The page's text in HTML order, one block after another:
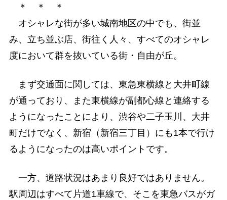
＊ ＊ ＊
オシャレな街が多い城南地区の中でも、街並
み、立ち並ぶ店、街往く人々、すべてのオシャレ
度において群を抜いている街・自由が丘。
まず交通面に関しては、東急東横線と大井町線
が通っており、また東横線が副都心線と連絡する
ようになったことにより、渋谷や二子玉川、大井
町だけでなく、新宿（新宿三丁目）にも1本で行け
るようになったのは高いポイントです。
一方、道路状況はあまり良好ではありません。
駅周辺はすべて片道1車線で、そこを東急バスがガ